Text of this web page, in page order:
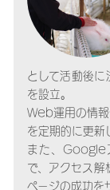
として活動後
を設立。
Web運用の情報
を定期的に更新
また、Google
で、アクセス
ページの成功を